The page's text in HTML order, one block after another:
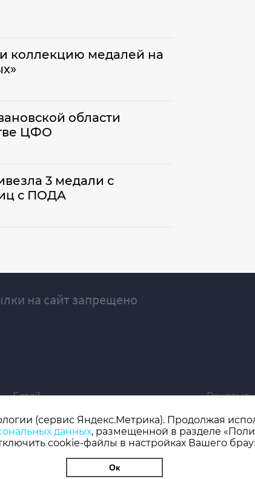
коллекцию медалей на
области
ЦФО
3 медали с
с ПОДА
на сайт запрещено
Email
Реклама
ЭЛ № ФС 77 - 77192, зарегистрировано Роскомнадзором
(сервис Яндекс.Метрика). Продолжая
данных, размещенной в разделе
cookie-файлы в настройках Вашего
Ок